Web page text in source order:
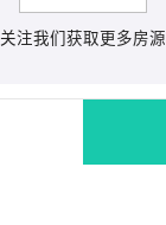
关注我们获取更多房源